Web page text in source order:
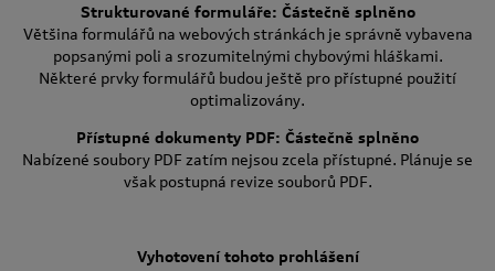
Strukturované formuláře: Částečně splněno
Většina formulářů na webových stránkách je správně vybavena
popsanými poli a srozumitelnými chybovými hláškami.
Některé prvky formulářů budou ještě pro přístupné použití
optimalizovány.
Přístupné dokumenty PDF: Částečně splněno
Nabízené soubory PDF zatím nejsou zcela přístupné. Plánuje se
však postupná revize souborů PDF.
Vyhotovení tohoto prohlášení